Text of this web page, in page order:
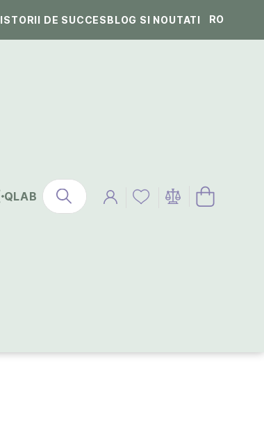
ISTORII DE SUCCESBLOG SI NOUTATI RO
QLAB